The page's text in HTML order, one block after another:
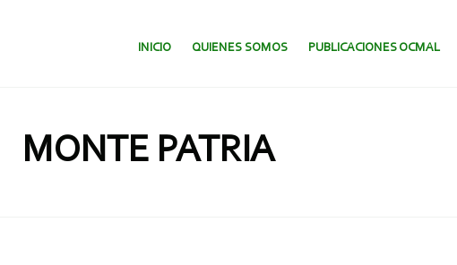
SALTAR AL CONTENIDO.
INICIO QUIENES SOMOS PUBLICACIONES OCMAL
MONTE PATRIA